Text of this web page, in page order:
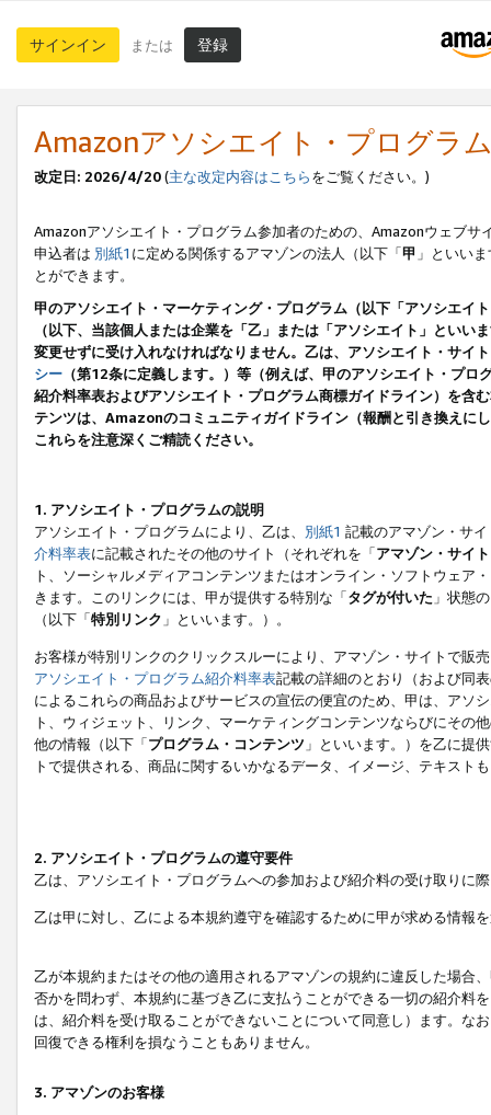
サインイン または 登録
Amazonアソシエイト・プログラ
改定日: 2026/4/20(主な改定内容はこちらをご覧ください。)
Amazonアソシエイト・プログラム参加者のための、Amazonウェブサ
申込者は 別紙1 に定める関係するアマゾンの法人（以下「甲 」といい
とができます。
甲のアソシエイト・マーケティング・プログラム（以下「アソシエイ
（以下、当該個人または企業を「乙」または「アソシエイト」とい
変更せずに受け入れなければなりません。乙は、アソシエイト・サイ
シー （第12条に定義します。）等（例えば、甲のアソシエイト・プ
紹介料率表およびアソシエイト・プログラム商標ガイドライン）を
テンツは、Amazonのコミュニティガイドライン（報酬と引き換えに
これらを注意深くご精読ください。
1. アソシエイト・プログラムの説明
アソシエイト・プログラムにより、乙は、 別紙1 記載のアマゾン・サ
介料率表に記載されたその他のサイト（それぞれを「アマゾン・サイト
ト、ソーシャルメディアコンテンツまたはオンライン・ソフトウェア
きます。このリンクには、甲が提供する特別な「タグが付いた 」状態
（以下「特別リンク 」といいます。）。
お客様が特別リンクのクリックスルーにより、アマゾン・サイトで販
アソシエイト・プログラム紹介料率表記載の詳細のとおり（および同
によるこれらの商品およびサービスの宣伝の便宜のため、甲は、アソ
ト、ウィジェット、リンク、マーケティングコンテンツならびにその
他の情報（以下「プログラム・コンテンツ 」といいます。）を乙に提
トで提供される、商品に関するいかなるデータ、イメージ、テキス
2. アソシエイト・プログラムの遵守要件
乙は、アソシエイト・プログラムへの参加および紹介料の受け取りに
乙は甲に対し、乙による本規約遵守を確認するために甲が求める情報
乙が本規約またはその他の適用されるアマゾンの規約に違反した場合
否かを問わず、本規約に基づき乙に支払うことができる一切の紹介料
は、紹介料を受け取ることができないことについて同意し）ます。な
回復できる権利を損なうこともありません。
3. アマゾンのお客様